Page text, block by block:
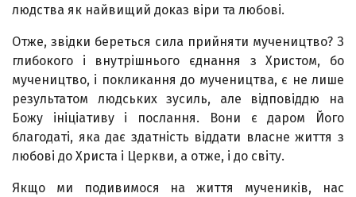
людства як найвищий доказ віри та любові.
Отже, звідки береться сила прийняти мучеництво? З
глибокого і внутрішнього єднання з Христом, бо
мучеництво, і покликання до мучеництва, є не лише
результатом людських зусиль, але відповіддю на
Божу ініціативу і послання. Вони є даром Його
благодаті, яка дає здатність віддати власне життя з
любові до Христа і Церкви, а отже, і до світу.
Якщо ми подивимося на життя мучеників, нас